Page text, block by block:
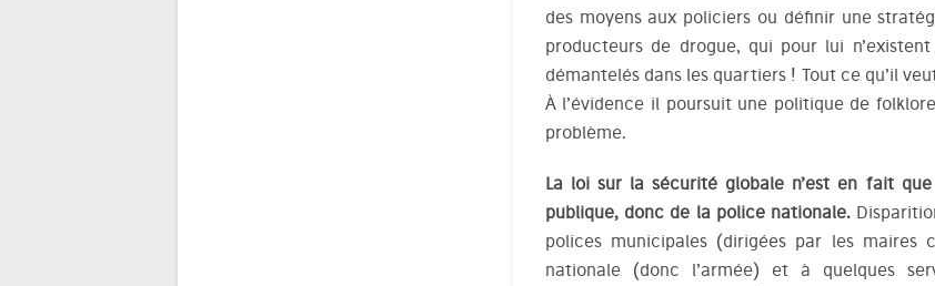
des moyens aux policiers ou définir une
producteurs de drogue, qui pour lui
démantelés dans les quartiers ! Tout ce qu’il
À l’évidence il poursuit une politique de
problème.
La loi sur la sécurité globale n’est en fait
publique, donc de la police nationale.
polices municipales (dirigées par les maires
nationale (donc l’armée) et à quelques